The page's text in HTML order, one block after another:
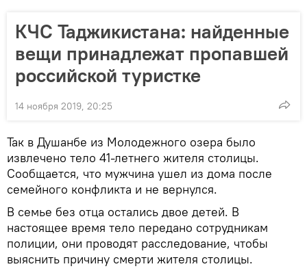
КЧС Таджикистана: найденные
вещи принадлежат пропавшей
российской туристке
14 ноября 2019, 20:25
Так в Душанбе из Молодежного озера было
извлечено тело 41-летнего жителя столицы.
Сообщается, что мужчина ушел из дома после
семейного конфликта и не вернулся.
В семье без отца остались двое детей. В
настоящее время тело передано сотрудникам
полиции, они проводят расследование, чтобы
выяснить причину смерти жителя столицы.